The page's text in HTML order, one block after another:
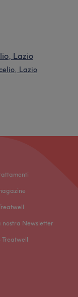
Lazio
Lazio
nostra Newsletter
Treatwell